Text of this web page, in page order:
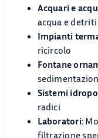
Acquari e
acqua e
Impianti
ricircolo
Fontane
Sistemi
radici
Laboratori:
filtrazione